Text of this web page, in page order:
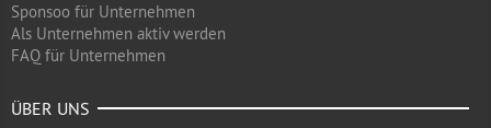
Sponsoo für Unternehmen
Als Unternehmen aktiv werden
FAQ für Unternehmen
ÜBER UNS